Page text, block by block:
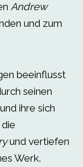
Andrew
und zum
beeinflusst
seinen
ihre sich
und vertiefen
Werk.